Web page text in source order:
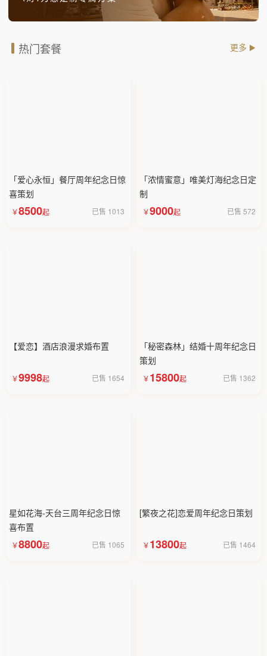
热门套餐 更多
「爱心永恒」餐厅周年纪念日惊
喜策划
8500 已售 1013
「浓情蜜意」唯美灯海纪念日定
制
9000 已售 572
【爱恋】酒店浪漫求婚布置
9998 已售 1654
「秘密森林」结婚十周年纪念日
策划
15800 已售 1362
星如花海-天台三周年纪念日惊
喜布置
8800 已售 1065
[繁夜之花]恋爱周年纪念日策划
13800 已售 1464